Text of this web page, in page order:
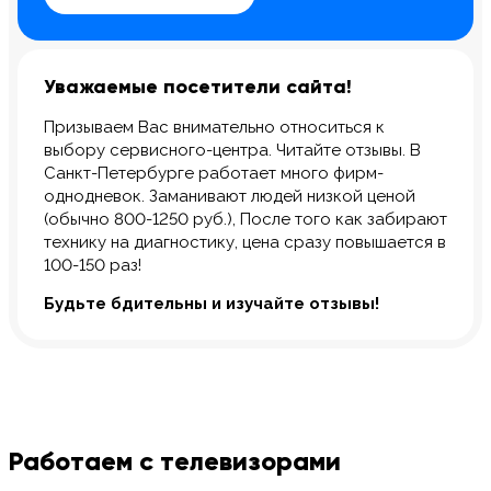
Уважаемые посетители сайта!
Призываем Вас внимательно относиться к
выбору сервисного-центра. Читайте отзывы. В
Санкт-Петербурге работает много фирм-
однодневок. Заманивают людей низкой ценой
(обычно 800-1250 руб.), После того как забирают
технику на диагностику, цена сразу повышается в
100-150 раз!
Будьте бдительны и изучайте отзывы!
Работаем с телевизорами